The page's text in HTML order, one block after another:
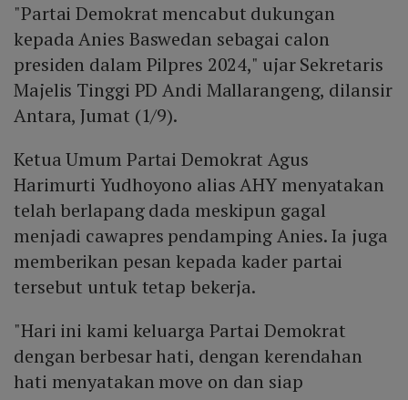
"Partai Demokrat mencabut dukungan
kepada Anies Baswedan sebagai calon
presiden dalam Pilpres 2024," ujar Sekretaris
Majelis Tinggi PD Andi Mallarangeng, dilansir
Antara, Jumat (1/9).
Ketua Umum Partai Demokrat Agus
Harimurti Yudhoyono alias AHY menyatakan
telah berlapang dada meskipun gagal
menjadi cawapres pendamping Anies. Ia juga
memberikan pesan kepada kader partai
tersebut untuk tetap bekerja.
"Hari ini kami keluarga Partai Demokrat
dengan berbesar hati, dengan kerendahan
hati menyatakan move on dan siap